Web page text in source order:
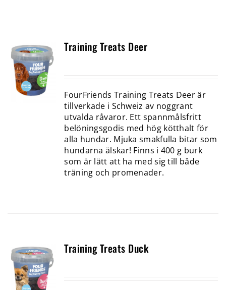
Training Treats Deer
FourFriends Training Treats Deer är
tillverkade i Schweiz av noggrant
utvalda råvaror. Ett spannmålsfritt
belöningsgodis med hög kötthalt för
alla hundar. Mjuka smakfulla bitar som
hundarna älskar! Finns i 400 g burk
som är lätt att ha med sig till både
träning och promenader.
Training Treats Duck